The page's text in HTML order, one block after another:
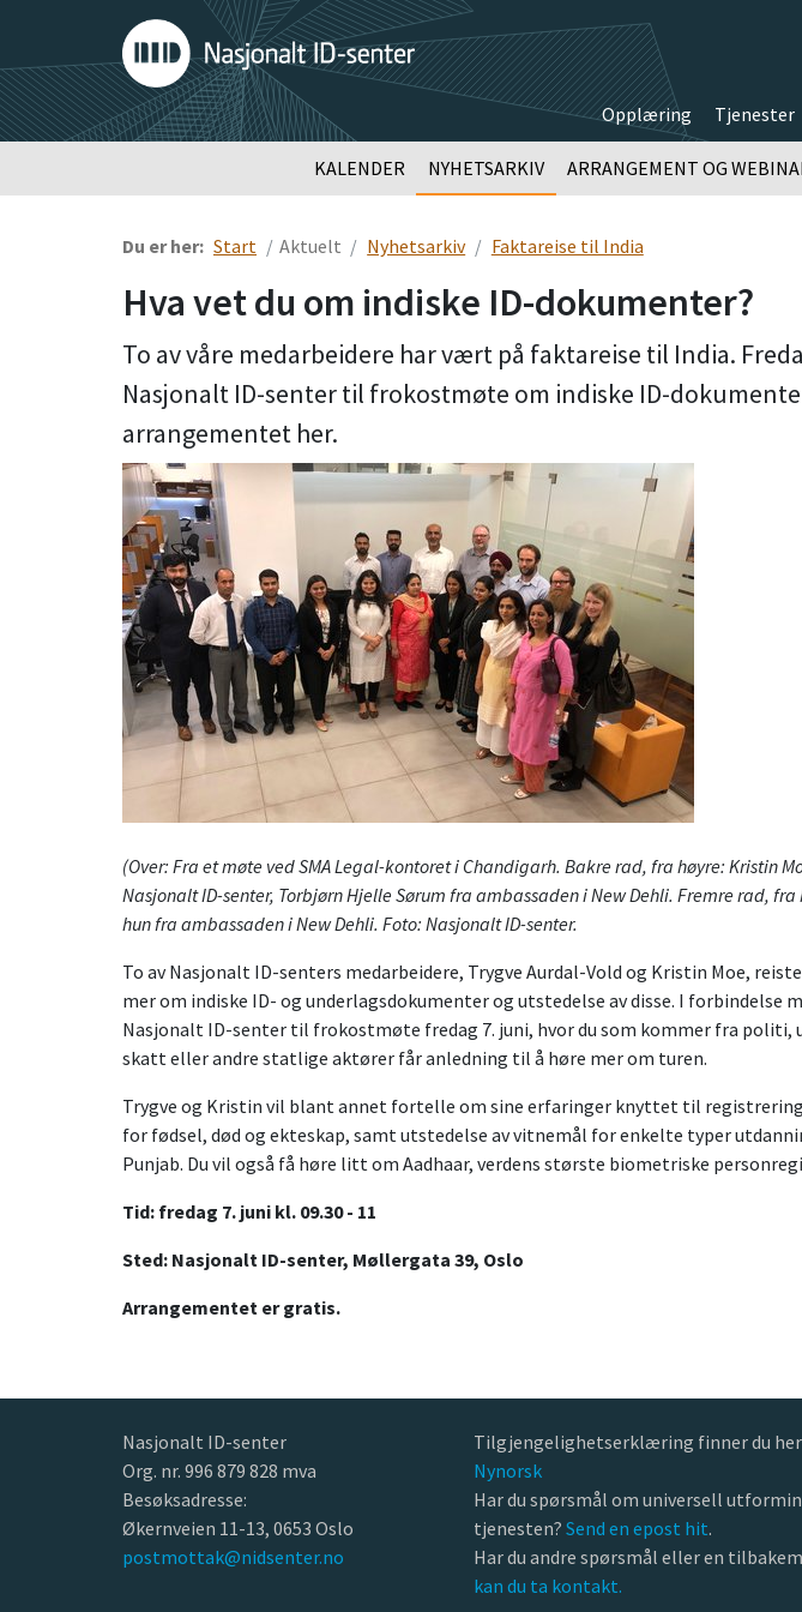
Opplæring Tjenester
KALENDER NYHETSARKIV ARRANGEMENT OG
Du er her: Start Aktuelt Nyhetsarkiv Faktareise til India
Hva vet du om indiske ID-dokumenter?
To av våre medarbeidere har vært på faktareise til India.
Nasjonalt ID-senter til frokostmøte om indiske ID-
arrangementet her.
(Over: Fra et møte ved SMA Legal-kontoret i Chandigarh. Bakre rad, fra høyre: Kristin
Nasjonalt ID-senter, Torbjørn Hjelle Sørum fra ambassaden i New Dehli. Fremre rad,
hun fra ambassaden i New Dehli. Foto: Nasjonalt ID-senter.
To av Nasjonalt ID-senters medarbeidere, Trygve Aurdal-Vold og Kristin Moe,
mer om indiske ID- og underlagsdokumenter og utstedelse av disse. I forbindelse
Nasjonalt ID-senter til frokostmøte fredag 7. juni, hvor du som kommer fra
skatt eller andre statlige aktører får anledning til å høre mer om turen.
Trygve og Kristin vil blant annet fortelle om sine erfaringer knyttet til
for fødsel, død og ekteskap, samt utstedelse av vitnemål for enkelte typer
Punjab. Du vil også få høre litt om Aadhaar, verdens største biometriske
Tid: fredag 7. juni kl. 09.30 - 11
Sted: Nasjonalt ID-senter, Møllergata 39, Oslo
Arrangementet er gratis.
Nasjonalt ID-senter
Org. nr. 996 879 828 mva
Besøksadresse:
Økernveien 11-13, 0653 Oslo
postmottak@nidsenter.no
Tilgjengelighetserklæring finner du
Nynorsk
Har du spørsmål om universell
tjenesten? Send en epost hit.
Har du andre spørsmål eller en
kan du ta kontakt.